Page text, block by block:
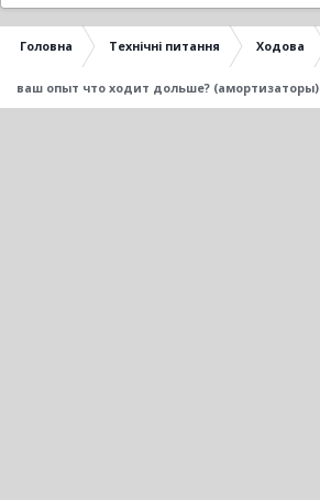
Головна Технічні питання Ходова
ваш опыт что ходит дольше? (амортизаторы)